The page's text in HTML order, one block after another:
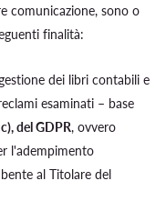
comunicazione, sono o
finalità:
dei libri contabili e
esaminati – base
del GDPR, ovvero
l'adempimento
al Titolare del